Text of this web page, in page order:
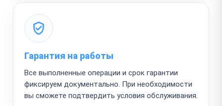
Гарантия на работы
Все выполненные операции и срок гарантии
фиксируем документально. При необходимости
вы сможете подтвердить условия обслуживания.